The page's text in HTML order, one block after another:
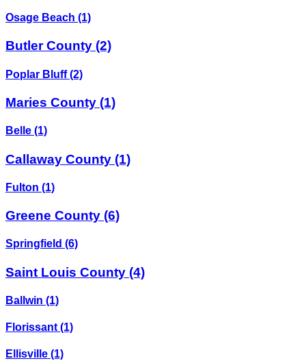
Osage Beach (1)
Butler County (2)
Poplar Bluff(2)
Maries County (1)
Belle (1)
Callaway County (1)
Fulton (1)
Greene County (6)
Springfield (6)
Saint Louis County (4)
Ballwin (1)
Florissant (1)
Ellisville (1)